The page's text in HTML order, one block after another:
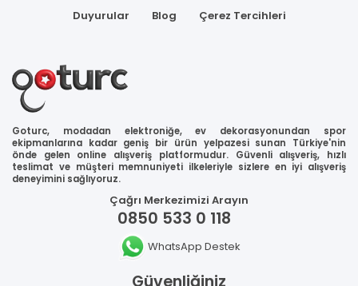
Duyurular
Blog Çerez Tercihleri
Goturc, modadan elektroniğe, ev dekorasyonundan spor
ekipmanlarına kadar geniş bir ürün yelpazesi sunan Türkiye'nin
önde gelen online alışveriş platformudur. Güvenli alışveriş, hızlı
teslimat ve müşteri memnuniyeti ilkeleriyle sizlere en iyi alışveriş
deneyimini sağlıyoruz.
Çağrı Merkezimizi Arayın
0850 533 0 118
WhatsApp Destek
Güvenliğiniz